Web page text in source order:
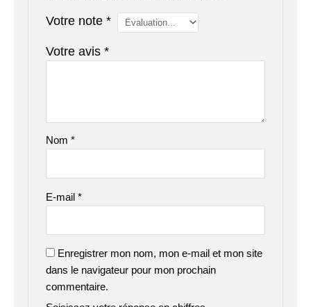
Votre note*
Votre avis*
Nom*
E-mail*
Enregistrer mon nom, mon e-mail et mon site
dans le navigateur pour mon prochain
commentaire.